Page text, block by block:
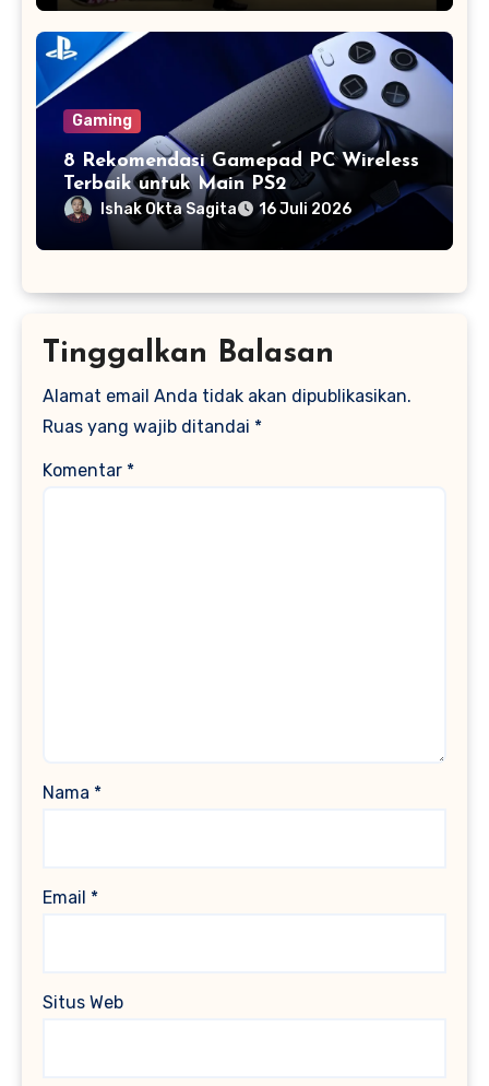
Gaming
8 Rekomendasi Gamepad PC Wireless
Terbaik untuk Main PS2
Ishak Okta Sagita 16 Juli 2026
Tinggalkan Balasan
Alamat email Anda tidak akan dipublikasikan.
Ruas yang wajib ditandai *
Komentar *
Nama *
Email *
Situs Web